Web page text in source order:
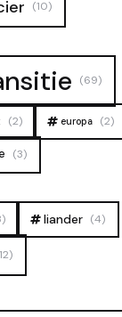
(10)
(69)
(2) europa (2)
(3)
liander (4)